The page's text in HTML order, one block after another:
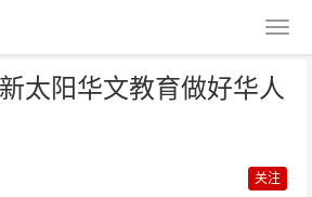
太阳华文教育做好华人
关注